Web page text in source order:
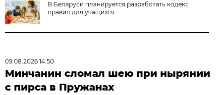
В Беларуси планируется разработать кодекс
правил для учащихся
09.08.2026 14:50
Минчанин сломал шею при нырянии
с пирса в Пружанах